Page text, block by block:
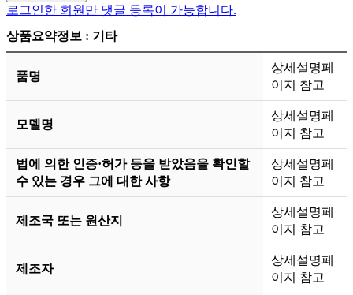
로그인한 회원만 댓글 등록이 가능합니다.
상품요약정보 : 기타
품명
상세설명페
이지 참고
모델명
상세설명페
이지 참고
법에 의한 인증·허가 등을 받았음을 확인할
수 있는 경우 그에 대한 사항
상세설명페
이지 참고
제조국 또는 원산지
상세설명페
이지 참고
제조자
상세설명페
이지 참고